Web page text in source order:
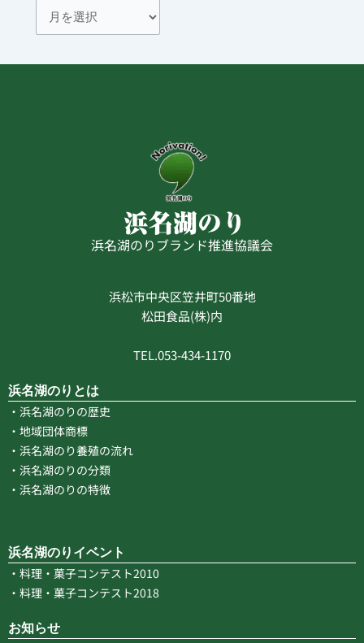
浜名湖のりブランド推進協議会
浜松市中央区笠井町50番地
松田食品(株)内
TEL.053-434-1170
浜名湖のりとは
・浜名湖のりの歴史
・地域団体商標
・浜名湖のり養殖の流れ
・浜名湖のりの分類
・浜名湖のりの特徴
浜名湖のりイベント
・料理・菓子コンテスト2010
・料理・菓子コンテスト2018
お知らせ